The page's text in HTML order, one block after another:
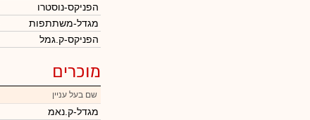
הפניקס-נוסטרו
מגדל-משתתפות
הפניקס-ק.גמל
מוכרים
שם בעל עניין
מגדל-ק.נאמ